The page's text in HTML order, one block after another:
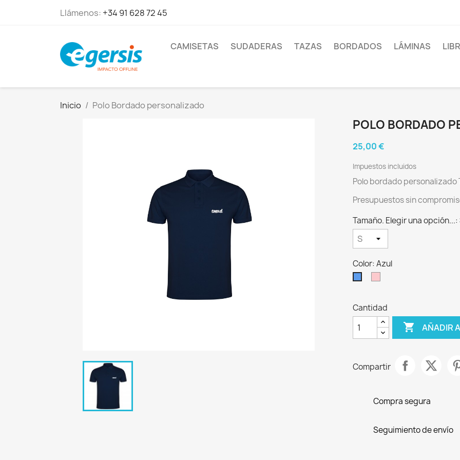
Llámenos: +34 91 628 72 45
CAMISETAS SUDADERAS TAZAS BORDADOS LÁMINAS
Inicio Polo Bordado personalizado
POLO BORDADO
25,00 €
Impuestos incluidos
Polo bordado personalizado
Presupuestos sin
Tamaño. Elegir una opción...:
Color: Azul
Cantidad
 AÑADIR
Compartir
Compra segura
Seguimiento de envío